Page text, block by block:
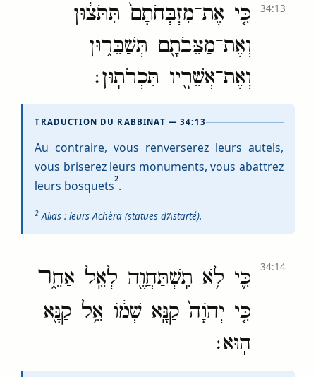
כִּ֤י אֶת־מִזְבְּחֹתָם֙ תִּתֹּצ֔וּן
וְאֶת־מַצֵּבֹתָ֖ם תְּשַׁבֵּר֑וּן
וְאֶת־אֲשֵׁרָ֖יו תִּכְרֹתֽוּן׃
34:13
TRADUCTION DU RABBINAT — 34:13
Au contraire, vous renverserez leurs autels,
vous briserez leurs monuments, vous abattrez
leurs bosquets2.
2 Alias : leurs Achèra (statues d’Astarté).
כִּ֛י לֹ֥א תִֽשְׁתַּחֲוֶ֖ה לְאֵ֣ל אַחֵ֑ר
כִּ֤י יְהֹוָה֙ קַנָּ֣א שְׁמ֔וֹ אֵ֥ל קַנָּ֖א
הֽוּא׃
34:14